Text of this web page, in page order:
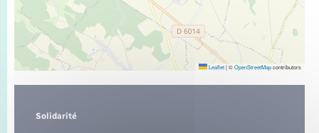
Seniors
Transports
Voirie et espace public
Leaflet|©OpenStreetMapcontributors
Solidarité